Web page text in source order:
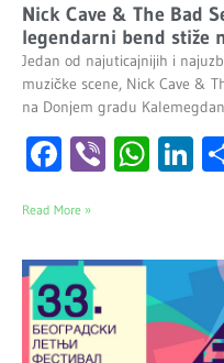
Nick Cave & The Bad
legendarni bend stiže
Jedan od najuticajnijih i
muzičke scene, Nick Cave &
na Donjem gradu
Facebook
Viber
Read More »